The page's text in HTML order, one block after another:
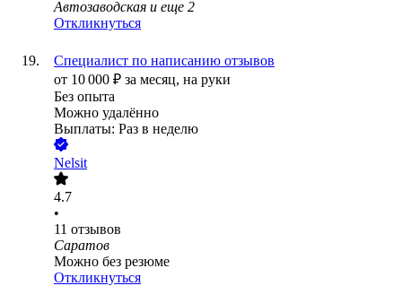
Автозаводская и еще 2
Откликнуться
Специалист по написанию отзывов
от 10 000 ₽ за месяц, на руки
Без опыта
Можно удалённо
Выплаты: Раз в неделю
Nelsit
4.7
•
11 отзывов
Саратов
Можно без резюме
Откликнуться